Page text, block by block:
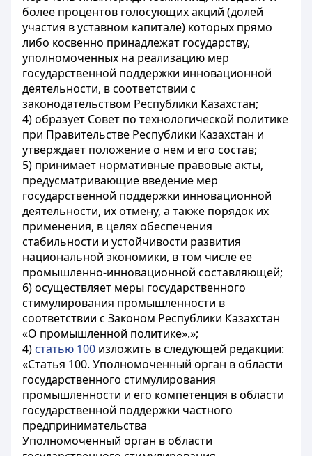
более процентов голосующих акций (долей
участия в уставном капитале) которых прямо
либо косвенно принадлежат государству,
уполномоченных на реализацию мер
государственной поддержки инновационной
деятельности, в соответствии с
законодательством Республики Казахстан;
4) образует Совет по технологической политике
при Правительстве Республики Казахстан и
утверждает положение о нем и его состав;
5) принимает нормативные правовые акты,
предусматривающие введение мер
государственной поддержки инновационной
деятельности, их отмену, а также порядок их
применения, в целях обеспечения
стабильности и устойчивости развития
национальной экономики, в том числе ее
промышленно-инновационной составляющей;
6) осуществляет меры государственного
стимулирования промышленности в
соответствии с Законом Республики Казахстан
«О промышленной политике».»;
4) статью 100 изложить в следующей редакции:
«Статья 100. Уполномоченный орган в области
государственного стимулирования
промышленности и его компетенция в области
государственной поддержки частного
предпринимательства
Уполномоченный орган в области